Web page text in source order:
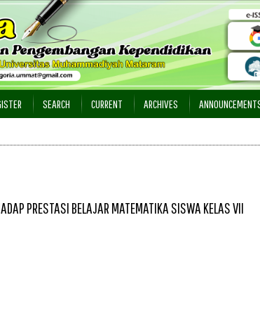
SEARCH CURRENT ARCHIVES
PRESTASI BELAJAR MATEMATIKA SISWA KELAS VII